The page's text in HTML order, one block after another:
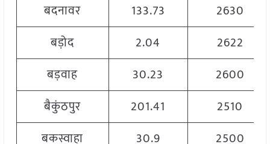
बदनावर
133.73
2630
बड़ोद
2.04
2622
बड़वाह
30.23
2600
बैकुंठपुर
201.41
2510
बकस्वाहा
30.9
2500